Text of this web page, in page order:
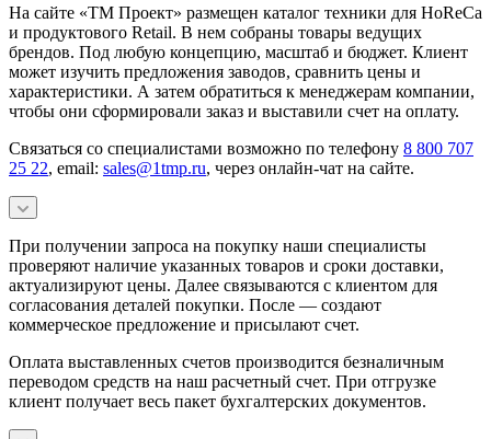
На сайте «ТМ Проект» размещен каталог техники для HoReCa
и продуктового Retail. В нем собраны товары ведущих
брендов. Под любую концепцию, масштаб и бюджет. Клиент
может изучить предложения заводов, сравнить цены и
характеристики. А затем обратиться к менеджерам компании,
чтобы они сформировали заказ и выставили счет на оплату.
Связаться со специалистами возможно по телефону 8 800 707
25 22, email: sales@1tmp.ru, через онлайн-чат на сайте.
При получении запроса на покупку наши специалисты
проверяют наличие указанных товаров и сроки доставки,
актуализируют цены. Далее связываются с клиентом для
согласования деталей покупки. После — создают
коммерческое предложение и присылают счет.
Оплата выставленных счетов производится безналичным
переводом средств на наш расчетный счет. При отгрузке
клиент получает весь пакет бухгалтерских документов.